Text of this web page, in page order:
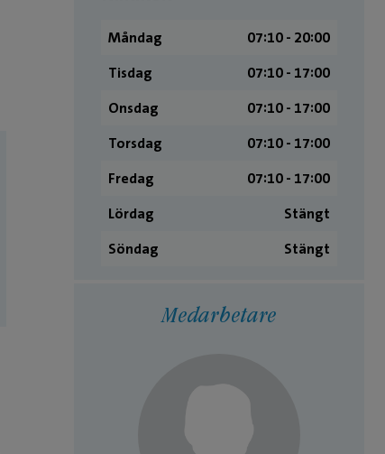
Måndag
07:10 ­- 20:00
Tisdag
07:10 ­- 17:00
Onsdag
07:10 ­- 17:00
Torsdag
07:10 ­- 17:00
Fredag
07:10 ­- 17:00
Lördag
Stängt
Söndag
Stängt
Medarbetare